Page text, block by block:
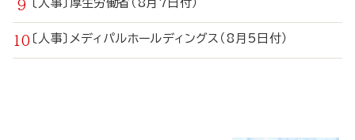
〔人事〕厚生労働省（8月7日付）
〔人事〕メディパルホールディングス（8月5日付）